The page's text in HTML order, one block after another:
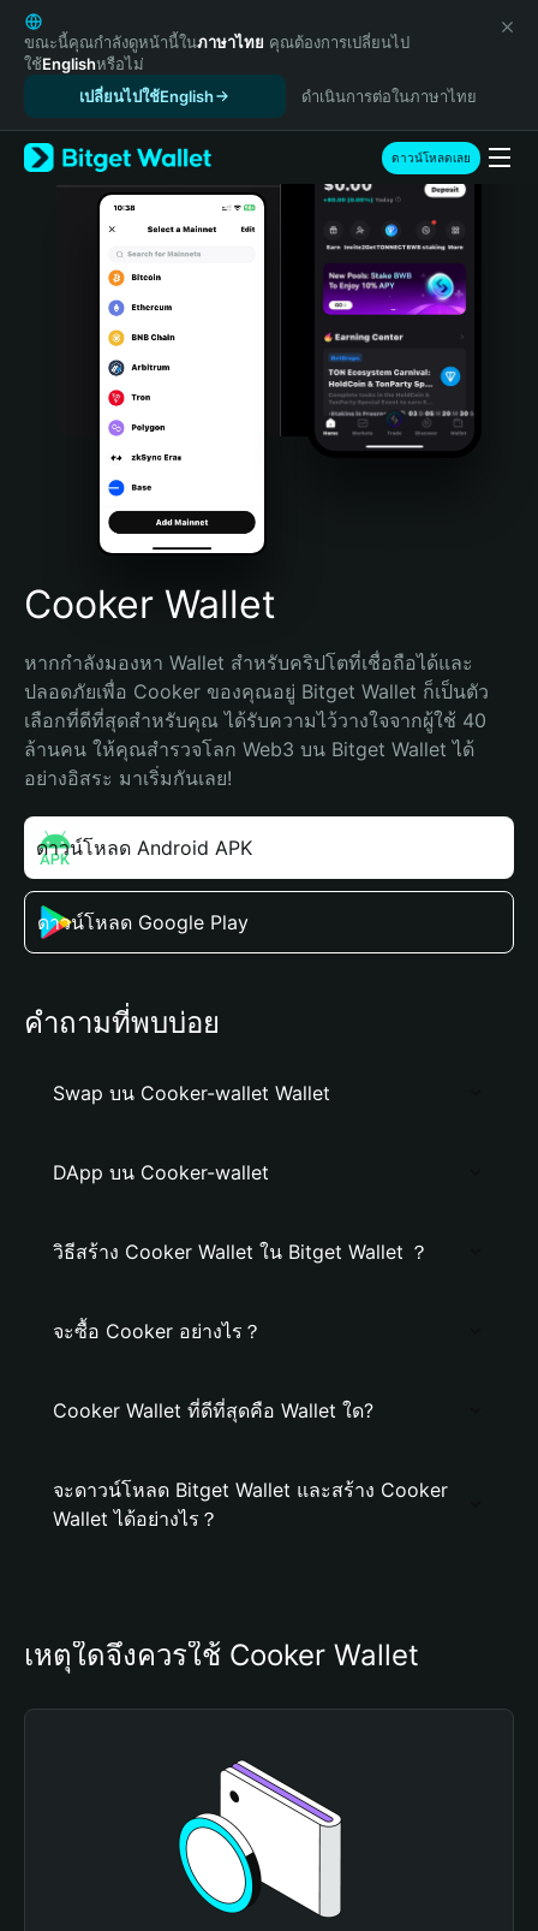
English
日本語
Tiếng Việt
Español (Latinoamérica)
Türkçe
Italiano
Português (Portugal)
Bahasa Indonesia
Português (Brasil)
Español (Argentina)
ขณะนี้คุณกำลังดูหน้านี้ในภาษาไทย คุณต้องการเปลี่ยนไป
ใช้Englishหรือไม่
เปลี่ยนไปใช้English
ดำเนินการต่อในภาษาไทย
ดาวน์โหลดเลย
Cooker Wallet
หากกำลังมองหา Wallet สำหรับคริปโตที่เชื่อถือได้และ
ปลอดภัยเพื่อ Cooker ของคุณอยู่ Bitget Wallet ก็เป็นตัว
เลือกที่ดีที่สุดสำหรับคุณ ได้รับความไว้วางใจจากผู้ใช้ 40
ล้านคน ให้คุณสำรวจโลก Web3 บน Bitget Wallet ได้
อย่างอิสระ มาเริ่มกันเลย!
ดาวน์โหลด Android APK
ดาวน์โหลด Google Play
คำถามที่พบบ่อย
Swap บน Cooker-wallet Wallet
DApp บน Cooker-wallet
วิธีสร้าง Cooker Wallet ใน Bitget Wallet ？
จะซื้อ Cooker อย่างไร？
Cooker Wallet ที่ดีที่สุดคือ Wallet ใด?
จะดาวน์โหลด Bitget Wallet และสร้าง Cooker
Wallet ได้อย่างไร？
เหตุใดจึงควรใช้ Cooker Wallet